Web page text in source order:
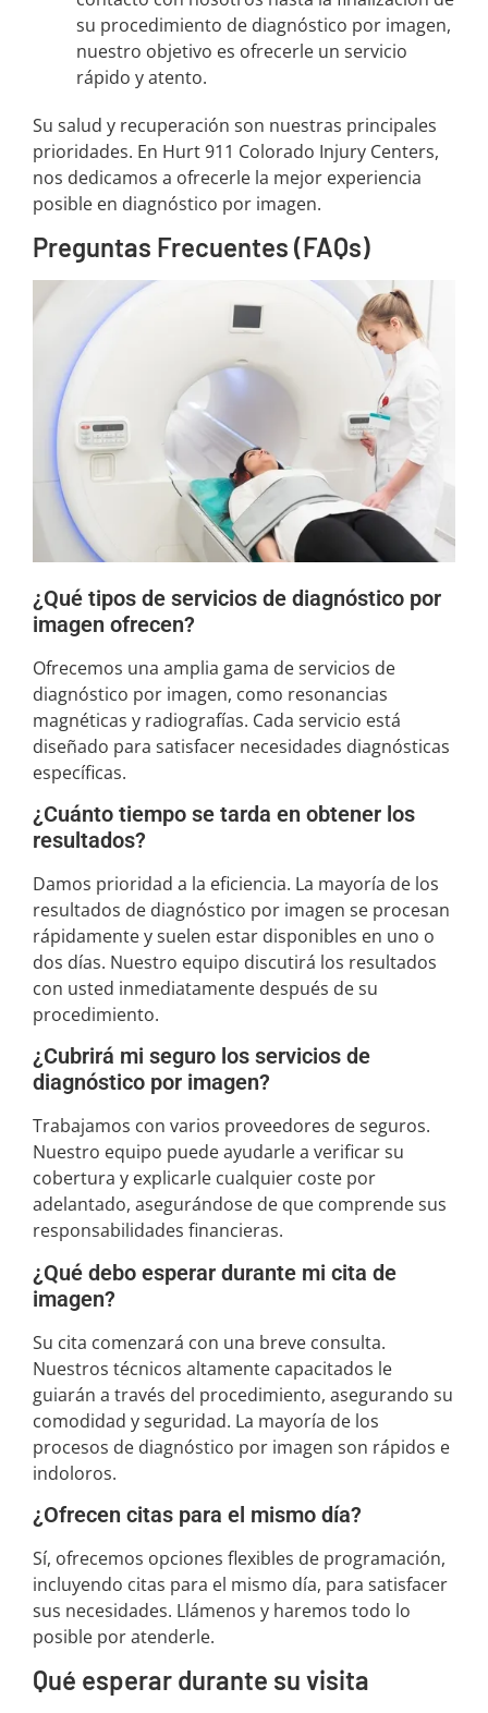
su procedimiento de diagnóstico por imagen,
nuestro objetivo es ofrecerle un servicio
rápido y atento.
Su salud y recuperación son nuestras principales
prioridades. En Hurt 911 Colorado Injury Centers,
nos dedicamos a ofrecerle la mejor experiencia
posible en diagnóstico por imagen.
Preguntas Frecuentes (FAQs)
¿Qué tipos de servicios de diagnóstico por
imagen ofrecen?
Ofrecemos una amplia gama de servicios de
diagnóstico por imagen, como resonancias
magnéticas y radiografías. Cada servicio está
diseñado para satisfacer necesidades diagnósticas
específicas.
¿Cuánto tiempo se tarda en obtener los
resultados?
Damos prioridad a la eficiencia. La mayoría de los
resultados de diagnóstico por imagen se procesan
rápidamente y suelen estar disponibles en uno o
dos días. Nuestro equipo discutirá los resultados
con usted inmediatamente después de su
procedimiento.
¿Cubrirá mi seguro los servicios de
diagnóstico por imagen?
Trabajamos con varios proveedores de seguros.
Nuestro equipo puede ayudarle a verificar su
cobertura y explicarle cualquier coste por
adelantado, asegurándose de que comprende sus
responsabilidades financieras.
¿Qué debo esperar durante mi cita de
imagen?
Su cita comenzará con una breve consulta.
Nuestros técnicos altamente capacitados le
guiarán a través del procedimiento, asegurando su
comodidad y seguridad. La mayoría de los
procesos de diagnóstico por imagen son rápidos e
indoloros.
¿Ofrecen citas para el mismo día?
Sí, ofrecemos opciones flexibles de programación,
incluyendo citas para el mismo día, para satisfacer
sus necesidades. Llámenos y haremos todo lo
posible por atenderle.
Qué esperar durante su visita